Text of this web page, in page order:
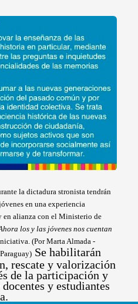
la dictadura stronista tendrán
en una experiencia
en alianza con el Ministerio de
los y las jóvenes nos cuentan
(Por Marta Almada -
Se habilitarán
rescate y valorización
de la participación y
y estudiantes